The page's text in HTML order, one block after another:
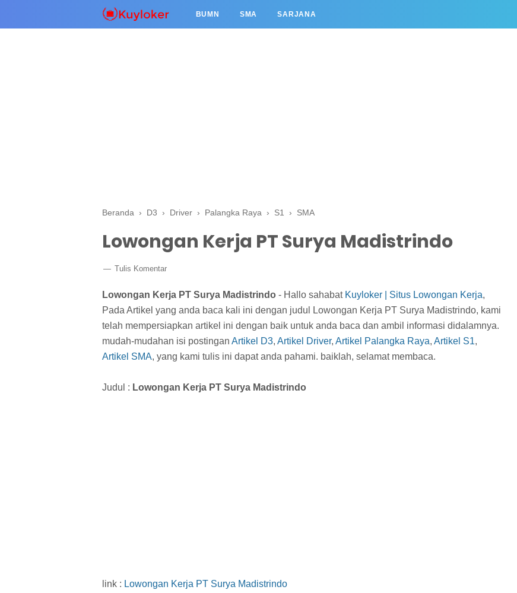
BUMN SMA SARJANA
Beranda › D3 › Driver › Palangka Raya › S1 › SMA
Lowongan Kerja PT Surya Madistrindo
Tulis Komentar
Lowongan Kerja PT Surya Madistrindo - Hallo sahabat Kuyloker | Situs Lowongan Kerja,
Pada Artikel yang anda baca kali ini dengan judul Lowongan Kerja PT Surya Madistrindo, kami
telah mempersiapkan artikel ini dengan baik untuk anda baca dan ambil informasi didalamnya.
mudah-mudahan isi postingan Artikel D3, Artikel Driver, Artikel Palangka Raya, Artikel S1,
Artikel SMA, yang kami tulis ini dapat anda pahami. baiklah, selamat membaca.
Judul : Lowongan Kerja PT Surya Madistrindo
link : Lowongan Kerja PT Surya Madistrindo